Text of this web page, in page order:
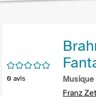
/5
0 avis Musique
Franz